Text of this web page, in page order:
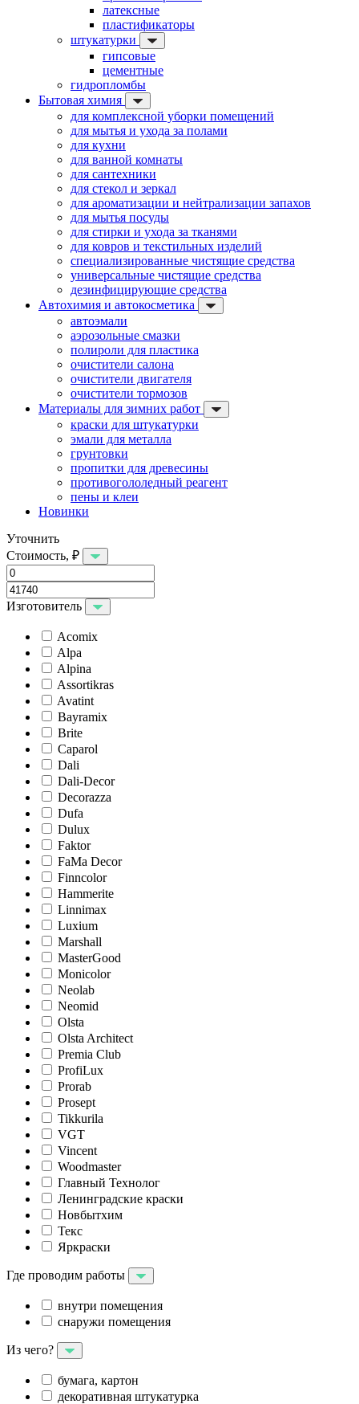
латексные
пластификаторы
штукатурки
гипсовые
цементные
гидропломбы
Бытовая химия
для комплексной уборки помещений
для мытья и ухода за полами
для кухни
для ванной комнаты
для сантехники
для стекол и зеркал
для ароматизации и нейтрализации запахов
для мытья посуды
для стирки и ухода за тканями
для ковров и текстильных изделий
специализированные чистящие средства
универсальные чистящие средства
дезинфицирующие средства
Автохимия и автокосметика
автоэмали
аэрозольные смазки
полироли для пластика
очистители салона
очистители двигателя
очистители тормозов
Материалы для зимних работ
краски для штукатурки
эмали для металла
грунтовки
пропитки для древесины
противогололедный реагент
пены и клеи
Новинки
Уточнить
Стоимость, ₽
Изготовитель
Acomix
Alpa
Alpina
Assortikras
Avatint
Bayramix
Brite
Caparol
Dali
Dali-Decor
Decorazza
Dufa
Dulux
Faktor
FaMa Decor
Finncolor
Hammerite
Linnimax
Luxium
Marshall
MasterGood
Monicolor
Neolab
Neomid
Olsta
Olsta Architect
Premia Club
ProfiLux
Prorab
Prosept
Tikkurila
VGT
Vincent
Woodmaster
Главный Технолог
Ленинградские краски
Новбытхим
Текс
Яркраски
Где проводим работы
внутри помещения
снаружи помещения
Из чего?
бумага, картон
декоративная штукатурка